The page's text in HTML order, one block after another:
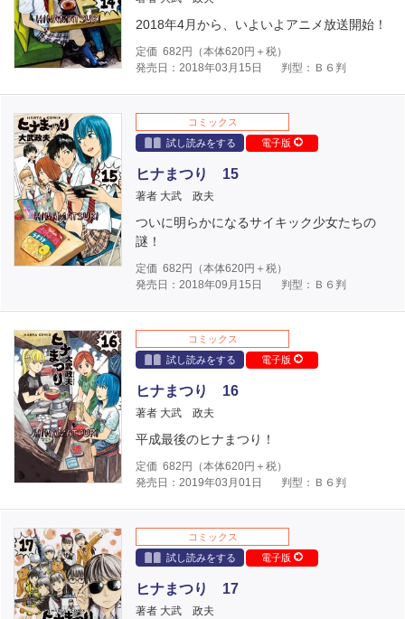
2018年4月から、いよいよアニメ放送開始！
定価 682 円（本体620円＋税）
発売日：2018年03月15日
判型：Ｂ６判
コミックス
試し読みをする
電子版
ヒナまつり 15
著者 大武 政夫
ついに明らかになるサイキック少女たちの
謎！
定価 682 円（本体620円＋税）
発売日：2018年09月15日
判型：Ｂ６判
コミックス
試し読みをする
電子版
ヒナまつり 16
著者 大武 政夫
平成最後のヒナまつり！
定価 682 円（本体620円＋税）
発売日：2019年03月01日
判型：Ｂ６判
コミックス
試し読みをする
電子版
ヒナまつり 17
著者 大武 政夫